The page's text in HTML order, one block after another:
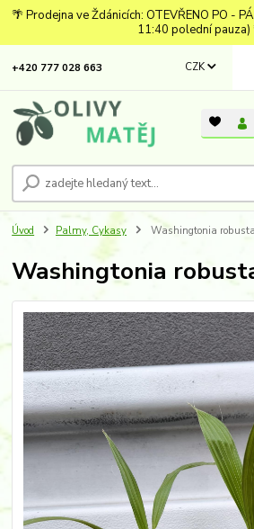
🌴 Prodejna ve Ždánicích: OTEVŘENO PO -
11:40 polední pauza)
CZK
+420 777 028 663
Úvod Palmy, Cykasy Washingtonia
Washingtonia